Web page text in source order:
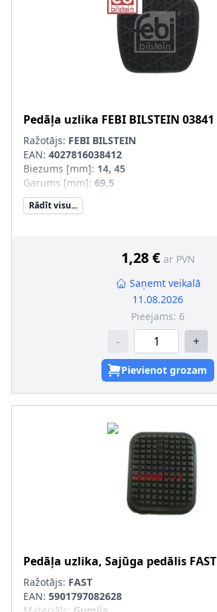
Pedāļa uzlika FEBI BILSTEIN 03841
Ražotājs: FEBI BILSTEIN
EAN: 4027816038412
Biezums [mm]: 14, 45
Garums [mm]: 69,5
Platums [mm]
Masa [kg]:0,057
Rādīt visu...
1,28 € ar PVN
Saņemt veikalā
11.08.2026
Pieejams: 6
- +
Pievienot grozam
Pedāļa uzlika, Sajūga pedālis FAST
Ražotājs: FAST
EAN: 5901797082628